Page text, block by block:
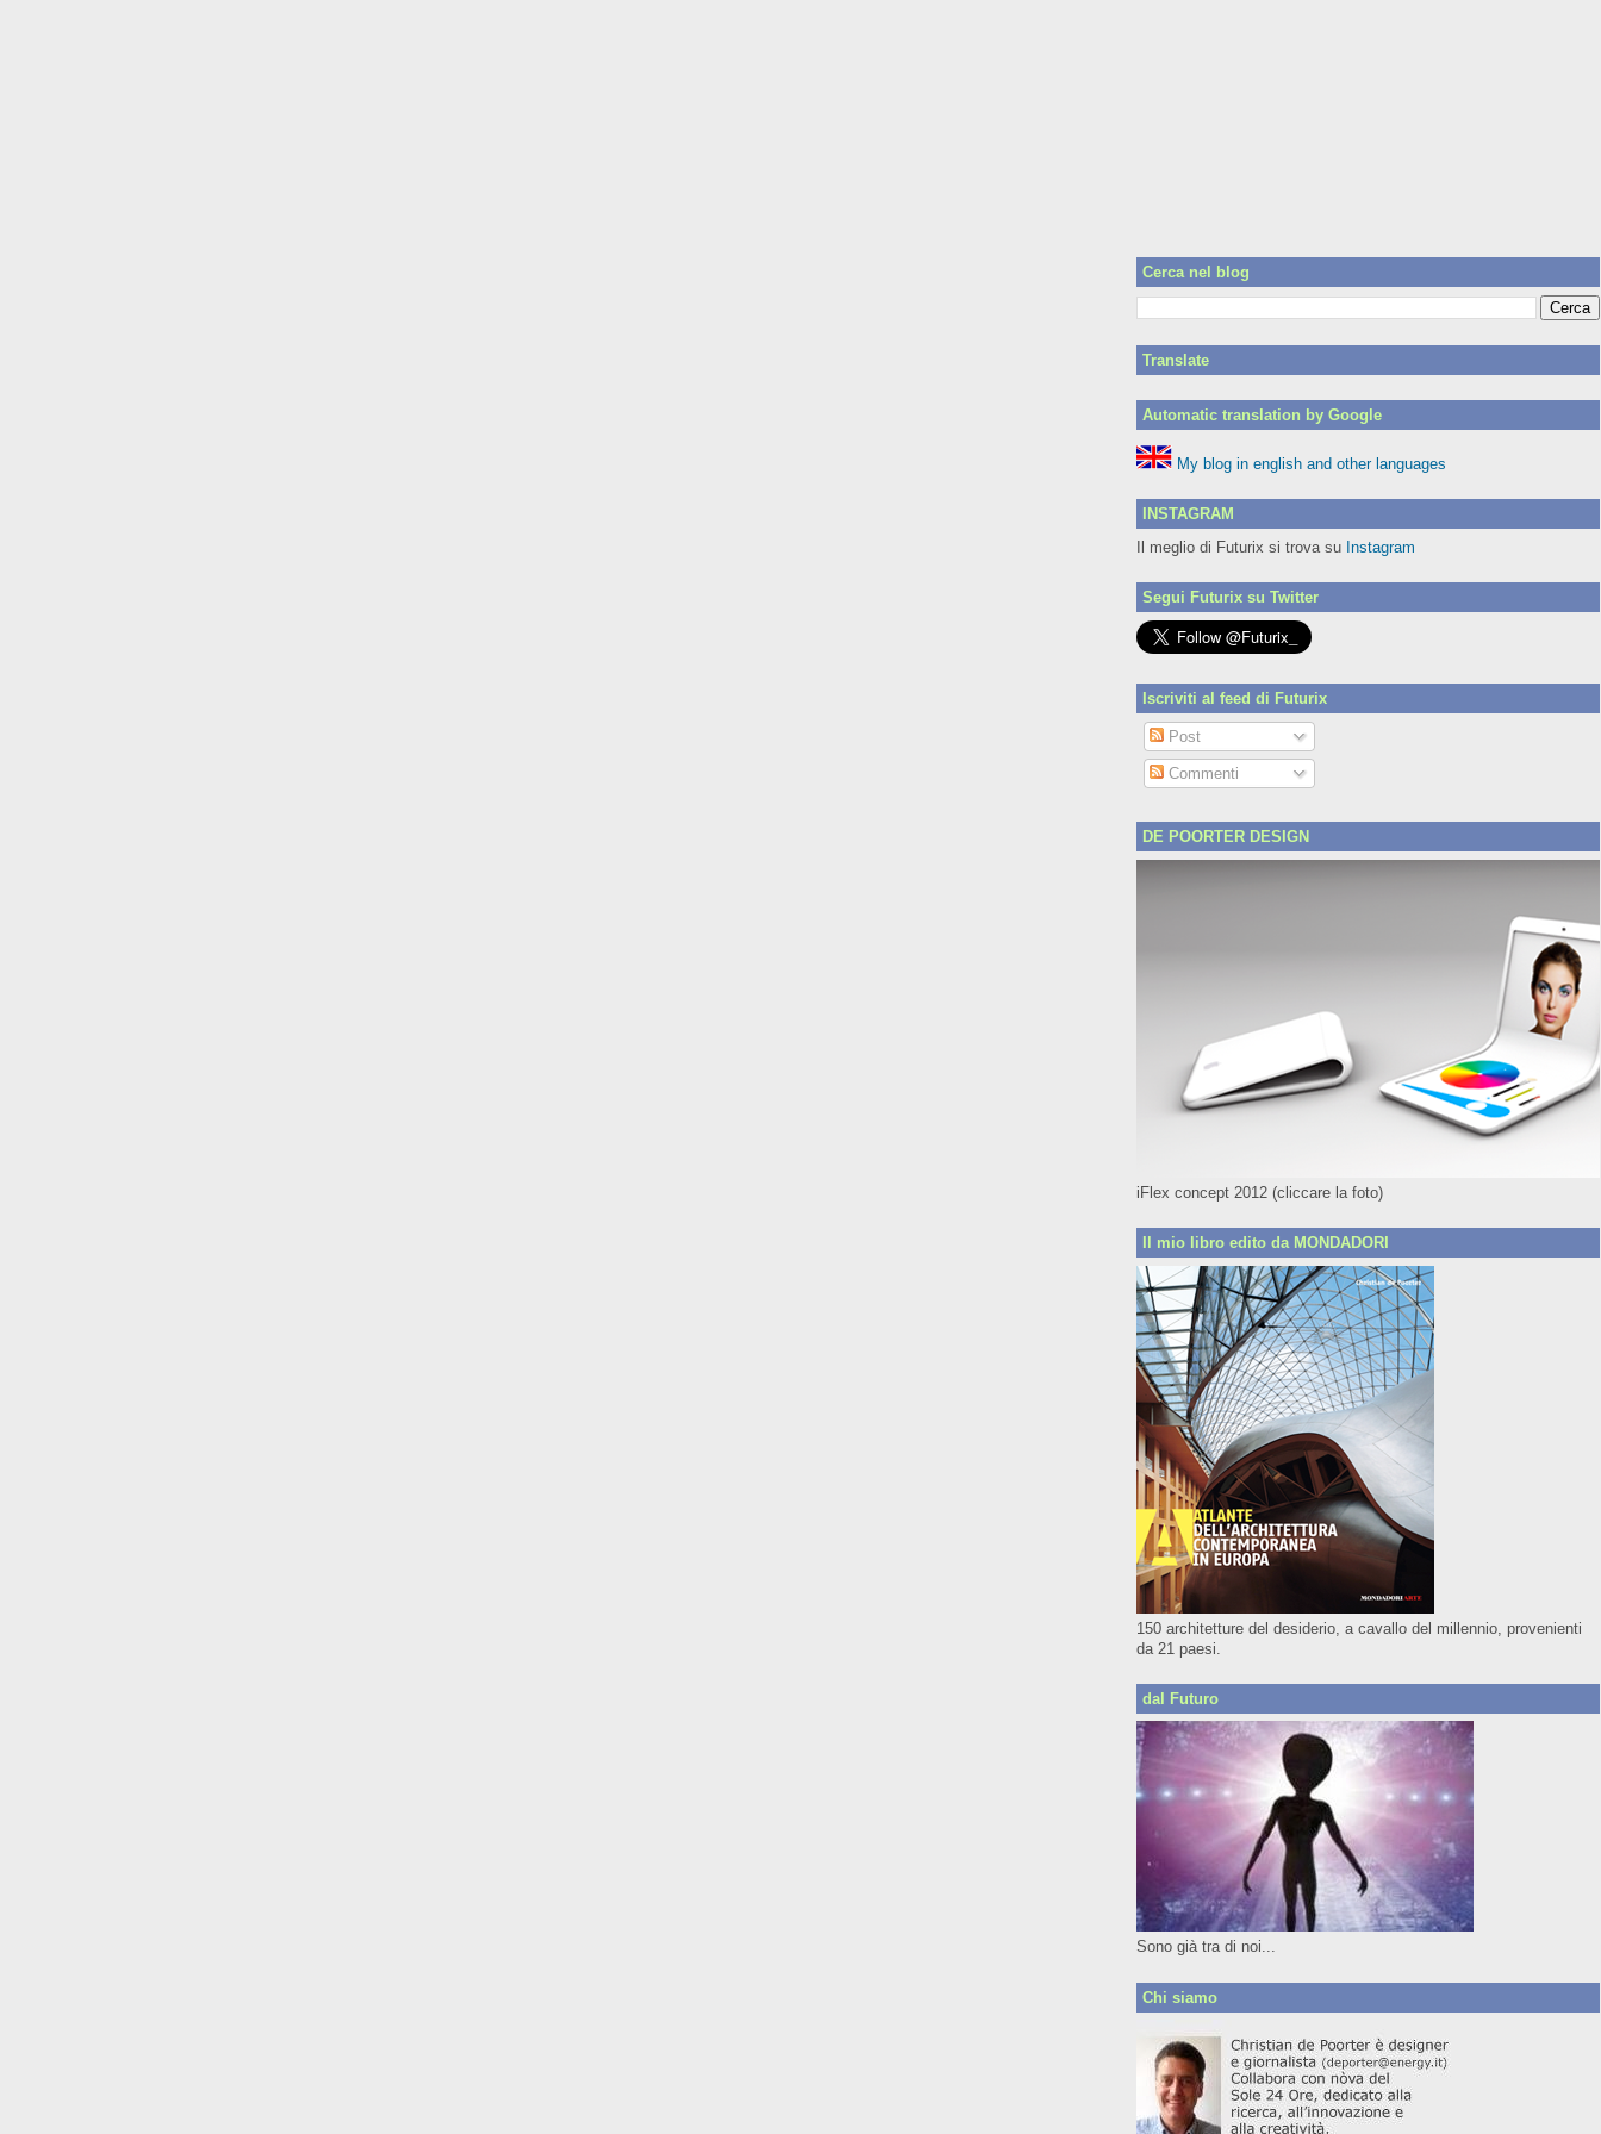
Cerca nel blog
Translate
Automatic translation by Google
My blog in english and other languages
INSTAGRAM
Il meglio di Futurix si trova su Instagram
Segui Futurix su Twitter
Iscriviti al feed di Futurix
Post
Commenti
DE POORTER DESIGN
iFlex concept 2012 (cliccare la foto)
Il mio libro edito da MONDADORI
150 architetture del desiderio, a cavallo del millennio, provenienti
da 21 paesi.
dal Futuro
Sono già tra di noi...
Chi siamo